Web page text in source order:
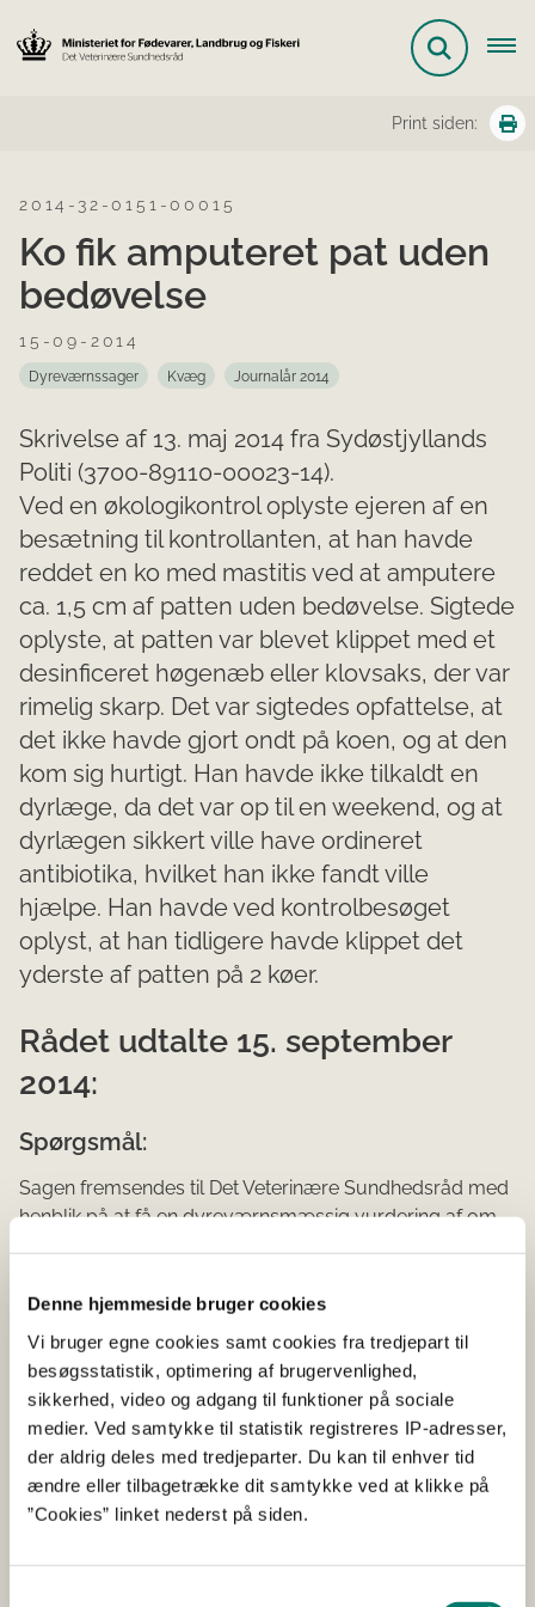
Denne hjemmeside bruger cookies
Vi bruger egne cookies samt cookies fra tredjepart til
besøgsstatistik, optimering af brugervenlighed,
sikkerhed, video og adgang til funktioner på sociale
medier. Ved samtykke til statistik registreres IP-adresser,
der aldrig deles med tredjeparter. Du kan til enhver tid
ændre eller tilbagetrække dit samtykke ved at klikke på
”Cookies” linket nederst på siden.
Print siden:
2014-32-0151-00015
Ko fik amputeret pat uden
bedøvelse
15-09-2014
Dyreværnssager Kvæg Journalår 2014
Skrivelse af 13. maj 2014 fra Sydøstjyllands
Politi (3700-89110-00023-14).
Ved en økologikontrol oplyste ejeren af en
besætning til kontrollanten, at han havde
reddet en ko med mastitis ved at amputere
ca. 1,5 cm af patten uden bedøvelse. Sigtede
oplyste, at patten var blevet klippet med et
desinficeret høgenæb eller klovsaks, der var
rimelig skarp. Det var sigtedes opfattelse, at
det ikke havde gjort ondt på koen, og at den
kom sig hurtigt. Han havde ikke tilkaldt en
dyrlæge, da det var op til en weekend, og at
dyrlægen sikkert ville have ordineret
antibiotika, hvilket han ikke fandt ville
hjælpe. Han havde ved kontrolbesøget
oplyst, at han tidligere havde klippet det
yderste af patten på 2 køer.
Rådet udtalte 15. september
2014:
Spørgsmål:
Sagen fremsendes til Det Veterinære Sundhedsråd med
henblik på at få en dyreværnsmæssig vurdering af om
skal kategoriseres i forhold til uforsvarlig eller groft
uforsvarlig behandling af dyr.
Svar:
Indledningsvis skal Rådet anføre, at Rådet ikke har
kompetence til at udtale sig om hvorvidt der foreligger
en overtrædelse af en lov, men udelukkende har
forhold.